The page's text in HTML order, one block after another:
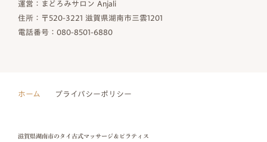
運営：まどろみサロン Anjali
住所：〒520-3221 滋賀県湖南市三雲1201
電話番号：080-8501-6880
ホーム プライバシーポリシー
滋賀県湖南市のタイ古式マッサージ＆ピラティス